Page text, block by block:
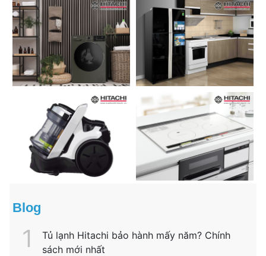
Blog
Tủ lạnh Hitachi bảo hành mấy năm? Chính
sách mới nhất